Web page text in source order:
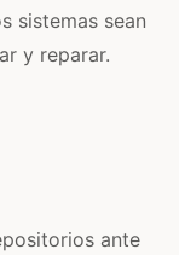
sistemas sean
y reparar.
ante